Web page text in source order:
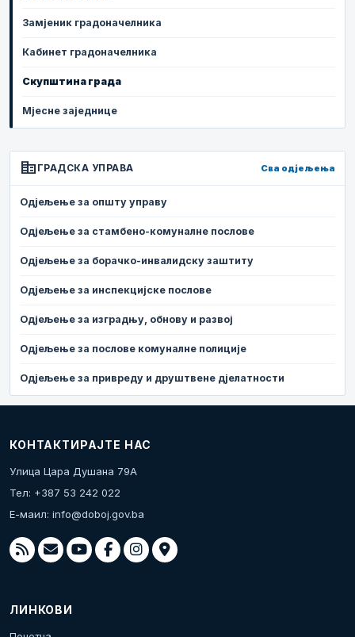
Замјеник градоначелника
Кабинет градоначелника
Скупштина града
Мјесне заједнице
corporate_fare ГРАДСКА УПРАВА Сва одјељења
Одјељење за општу управу
Одјељење за стамбено-комуналне послове
Одјељење за борачко-инвалидску заштиту
Одјељење за инспекцијске послове
Одјељење за изградњу, обнову и развој
Одјељење за послове комуналне полиције
Одјељење за привреду и друштвене дјелатности
КОНТАКТИРАЈТЕ НАС
Улица Цара Душана 79А
Тел: +387 53 242 022
Е-маил: info@doboj.gov.ba
ЛИНКОВИ